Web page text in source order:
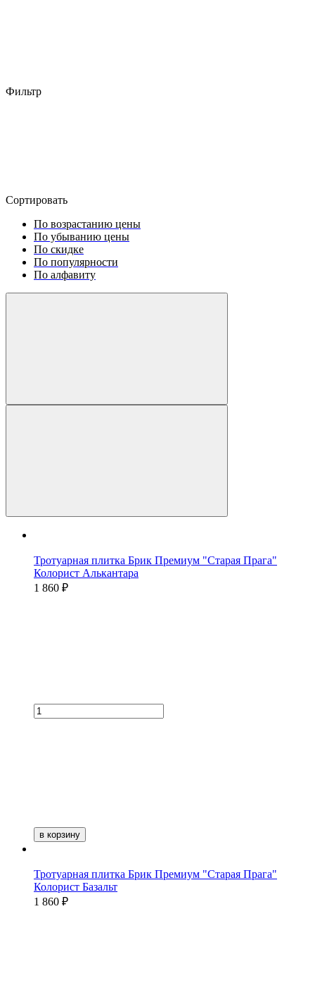
Фильтр
Сортировать
По возрастанию цены
По убыванию цены
По скидке
По популярности
По алфавиту
Тротуарная плитка Брик Премиум "Старая Прага"
Колорист Алькантара
1 860 ₽
в корзину
Тротуарная плитка Брик Премиум "Старая Прага"
Колорист Базальт
1 860 ₽